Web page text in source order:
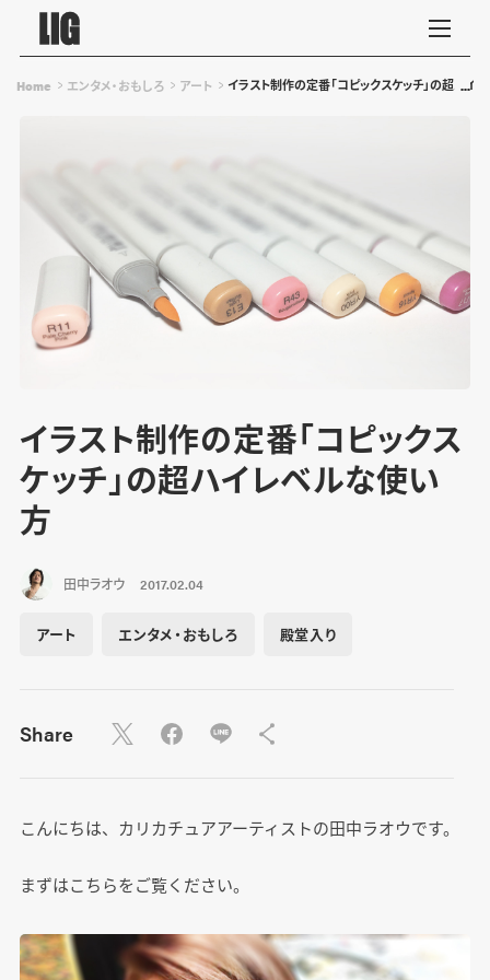
Home エンタメ・おもしろ アート イラスト制作の定番「コピックスケッチ」の超ハイ
イラスト制作の定番「コピックス
ケッチ」の超ハイレベルな使い
方
田中ラオウ 2017.02.04
アート エンタメ・おもしろ 殿堂入り
Share
こんにちは、カリカチュアアーティストの田中ラオウです。
まずはこちらをご覧ください。